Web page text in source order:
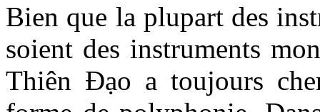
Bien que la plupart des
soient des instruments
Thiên Đạo a toujours